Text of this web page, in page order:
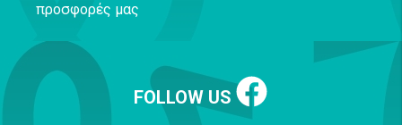
προσφορές μας
FOLLOW US